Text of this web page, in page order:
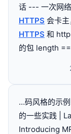
话 --- 一次网
HTTPS 会卡
HTTPS 和
的包 length
…码风格的示
的一些实践 |
Introducing